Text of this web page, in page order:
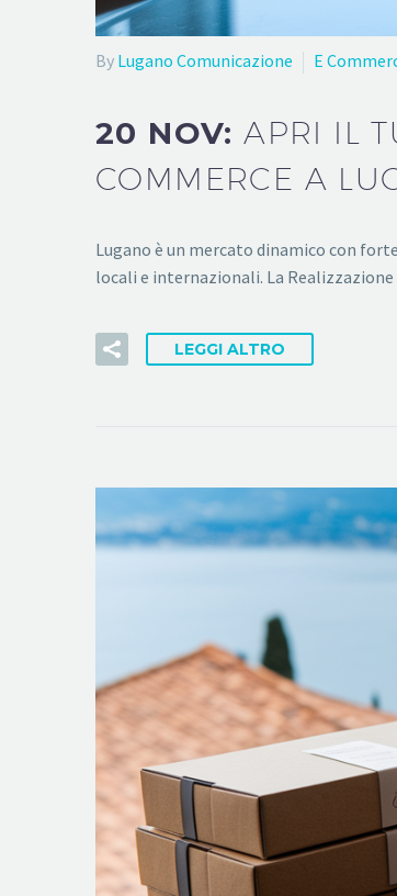
By Lugano Comunicazione E
20 NOV:APRI IL
COMMERCE A
Lugano è un mercato dinamico con
locali e internazionali. La
LEGGI ALTRO